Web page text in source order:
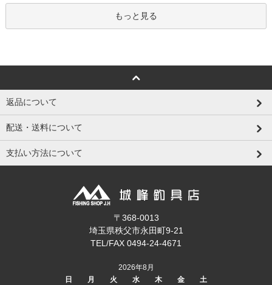
もっと見る
返品について
配送・送料について
支払い方法について
〒368-0013
埼玉県秩父市永田町9-21
TEL/FAX 0494-24-4671
2026年8月
日
月 火 水 木 金
土